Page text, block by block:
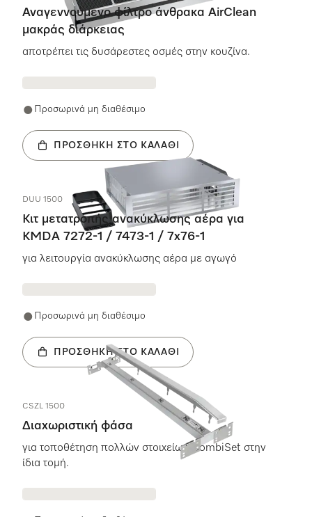
Αναγεννούμενο φίλτρο άνθρακα AirClean
μακράς διάρκειας
αποτρέπει τις δυσάρεστες οσμές στην κουζίνα.
Προσωρινά μη διαθέσιμο
ΠΡΟΣΘΉΚΗ ΣΤΟ ΚΑΛΆΘΙ
DUU 1500
Κιτ μετατροπής ανακύκλωσης αέρα για
KMDA 7272-1 / 7473-1 / 7x76-1
για λειτουργία ανακύκλωσης αέρα με αγωγό
Προσωρινά μη διαθέσιμο
ΠΡΟΣΘΉΚΗ ΣΤΟ ΚΑΛΆΘΙ
CSZL 1500
Διαχωριστική φάσα
για τοποθέτηση πολλών στοιχείων CombiSet στην
ίδια τομή.